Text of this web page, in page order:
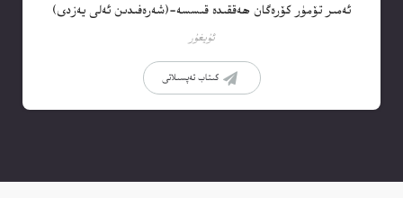
ئەمىر تۆمۈر كۆرەگان ھەققىدە قىسسە-(شەرەفىدىن ئەلى يەزدى)
ئۇيغۇر
كىتاب تەپسىلاتى